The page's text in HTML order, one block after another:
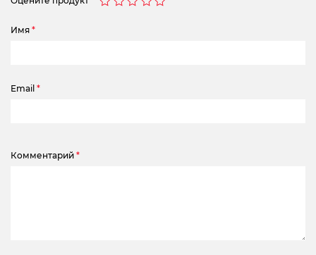
Имя *
Email *
Комментарий *